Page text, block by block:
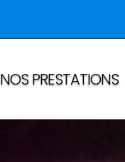
NOS PRESTATIONS